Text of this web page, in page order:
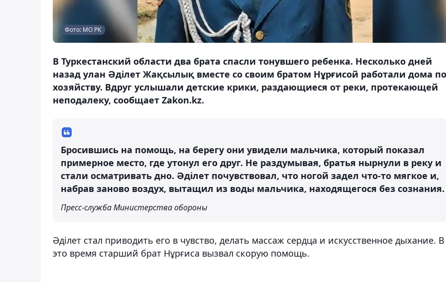
Фото: МО РК
В Туркестанский области два брата спасли тонувшего ребенка. Несколько дней
назад улан Әділет Жақсылық вместе со своим братом Нұрғисой работали дома по
хозяйству. Вдруг услышали детские крики, раздающиеся от реки, протекающей
неподалеку, сообщает Zakon.kz.
Бросившись на помощь, на берегу они увидели мальчика, который показал
примерное место, где утонул его друг. Не раздумывая, братья нырнули в реку и
стали осматривать дно. Әділет почувствовал, что ногой задел что-то мягкое и,
набрав заново воздух, вытащил из воды мальчика, находящегося без сознания.
Пресс-служба Министерства обороны
Әділет стал приводить его в чувство, делать массаж сердца и искусственное дыхание. В
это время старший брат Нұрғиса вызвал скорую помощь.